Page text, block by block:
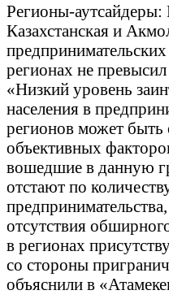
Регионы-
Казахстанская и
регионах не
«Низкий уровень
населения в
регионов может быть
объективных
вошедшие в данную
отстают по
отсутствия
в регионах
со стороны
объяснили в